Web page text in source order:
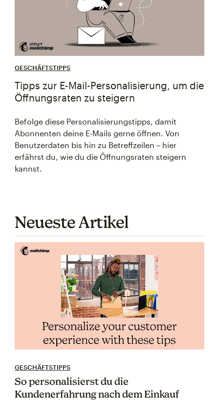
GESCHÄFTSTIPPS
Tipps zur E-Mail-Personalisierung, um die
Öffnungsraten zu steigern
Befolge diese Personalisierungstipps, damit
Abonnenten deine E-Mails gerne öffnen. Von
Benutzerdaten bis hin zu Betreffzeilen – hier
erfährst du, wie du die Öffnungsraten steigern
kannst.
Neueste Artikel
GESCHÄFTSTIPPS
So personalisierst du die
Kundenerfahrung nach dem Einkauf